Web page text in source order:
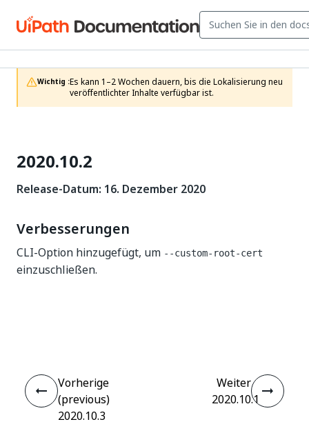
Wichtig :Es kann 1–2 Wochen dauern, bis die Lokalisierung neu
veröffentlichter Inhalte verfügbar ist.
2020.10.2
Release-Datum: 16. Dezember 2020
Verbesserungen
CLI-Option hinzugefügt, um --custom-root-cert
einzuschließen.
Vorherige
(previous)
2020.10.3
Weiter
2020.10.1